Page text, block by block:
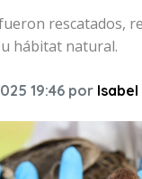
rescatados,
hábitat natural.
19:46 por